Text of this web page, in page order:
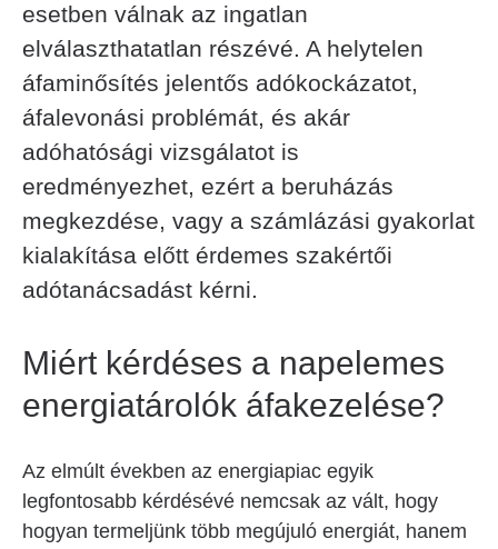
esetben válnak az ingatlan
elválaszthatatlan részévé. A helytelen
áfaminősítés jelentős adókockázatot,
áfalevonási problémát, és akár
adóhatósági vizsgálatot is
eredményezhet, ezért a beruházás
megkezdése, vagy a számlázási gyakorlat
kialakítása előtt érdemes szakértői
adótanácsadást kérni.
Miért kérdéses a napelemes
energiatárolók áfakezelése?
Az elmúlt években az energiapiac egyik
legfontosabb kérdésévé nemcsak az vált, hogy
hogyan termeljünk több megújuló energiát, hanem